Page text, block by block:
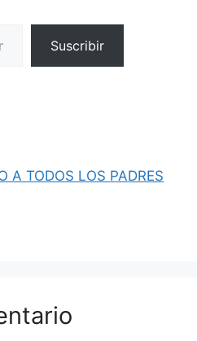
Suscribir
A TODOS LOS PADRES